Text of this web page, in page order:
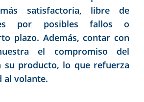
satisfactoria, libre de
por posibles fallos o
plazo. Además, contar con
el compromiso del
su producto, lo que refuerza
al volante.